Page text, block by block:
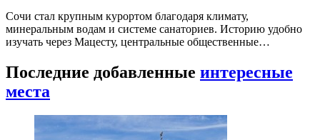
Сочи стал крупным курортом благодаря климату,
минеральным водам и системе санаториев. Историю удобно
изучать через Мацесту, центральные общественные…
Последние добавленные интересные
места